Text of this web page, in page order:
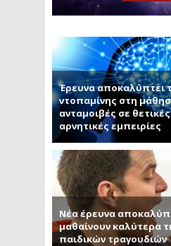
Έρευνα αποκαλύπτει
ντοπαμίνης στη
ανταμοιβές σε
αρνητικές εμπειρίες
Νέα έρευνα
μαθαίνουν καλύτερα
παιδικών τραγουδιών